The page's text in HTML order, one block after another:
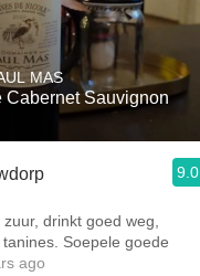
MAS
Cabernet Sauvignon
9.0
drinkt goed weg,
Soepele goede
ago